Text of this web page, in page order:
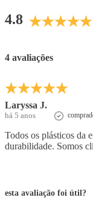
4.8
4 avaliações
Laryssa J.
há 5 anos
Todos os plásticos da
durabilidade. Somos
esta avaliação foi útil?